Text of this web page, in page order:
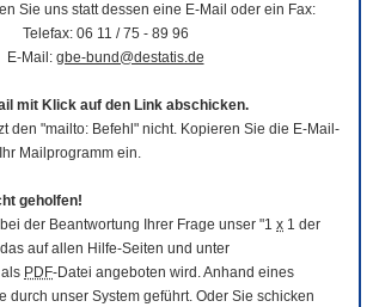
Sie uns statt dessen eine E-Mail oder ein Fax:
Telefax: 06 11 / 75 - 89 96
E-Mail: gbe-bund@destatis.de
mit Klick auf den Link abschicken.
den "mailto: Befehl" nicht. Kopieren Sie die E-Mail-
Mailprogramm ein.
geholfen!
der Beantwortung Ihrer Frage unser "1 x 1 der
auf allen Hilfe-Seiten und unter
PDF-Datei angeboten wird. Anhand eines
durch unser System geführt. Oder Sie schicken